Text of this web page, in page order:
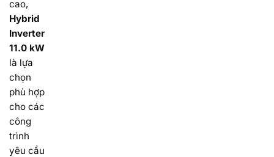
cao,
Hybrid
Inverter
11.0 kW
là lựa
chọn
phù hợp
cho các
công
trình
yêu cầu